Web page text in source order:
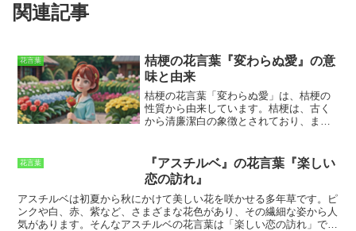
関連記事
花言葉
桔梗の花言葉『変わらぬ愛』の意
味と由来
桔梗の花言葉「変わらぬ愛」は、桔梗の
性質から由来しています。桔梗は、古く
から清廉潔白の象徴とされており、ま
や冬の寒さに耐え、秋の初めまで花を咲
かせ続けます。また、花が枯れても種が
残り、翌年また花を咲かせます。
うな桔梗の性質から、桔梗の花言葉は
「変わらぬ愛」となりました。桔梗の花
は、愛する人への変わらぬ愛を表現する
花言葉
『アスチルベ』の花言葉『楽しい
恋の訪れ』
アスチルベは初夏から秋にかけて美しい花を咲かせる多年草です。
ピ
ンクや白、赤、紫など、さまざまな花色があり、その繊細な姿から人
気があります。そんなアスチルベの花言葉は「楽しい恋の訪れ」で